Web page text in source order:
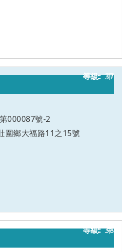
37
000087號-2
圍鄉大福路11之15號
甲
38
甲